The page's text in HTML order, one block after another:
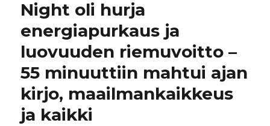
Night oli hurja
energiapurkaus ja
luovuuden riemuvoitto –
55 minuuttiin mahtui ajan
kirjo, maailmankaikkeus
ja kaikki